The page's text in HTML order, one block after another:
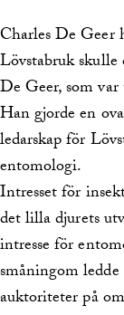
Charles De Geer
Lövstabruk skulle
De Geer, som
Han gjorde en
ledarskap för
entomologi.
Intresset för
det lilla djurets
intresse för
småningom
auktoriteter på